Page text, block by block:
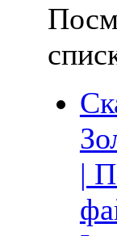
|